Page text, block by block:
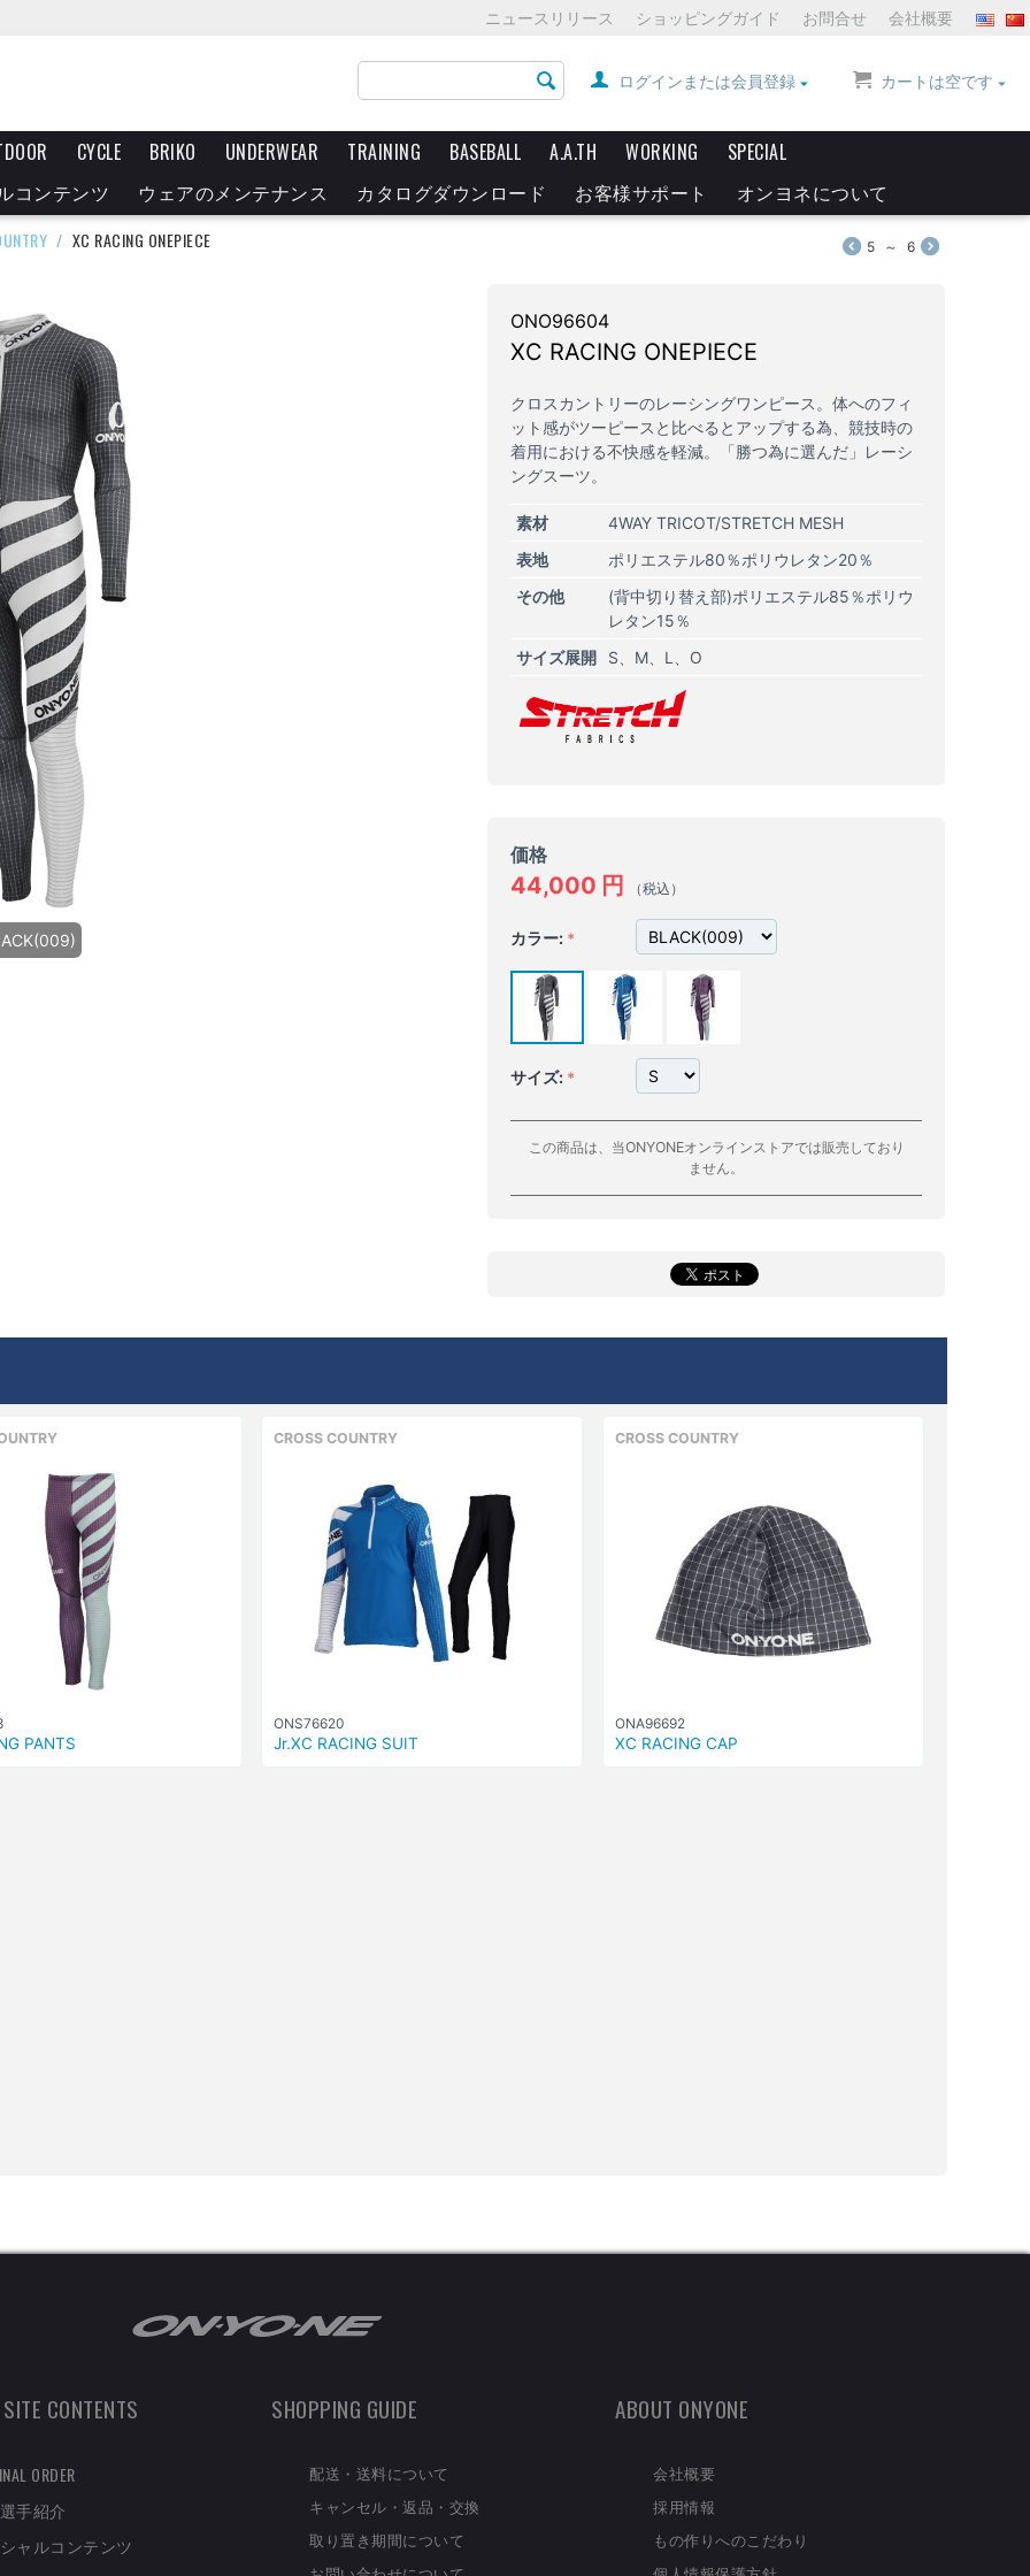
ニュースリリース ショッピングガイド お問合せ 会社概要
カートは空です
ログインまたは会員登録
CYCLE BRIKO UNDERWEAR TRAINING BASEBALL A.A.TH WORKING
SPECIAL
コンテンツ
ウェアのメンテナンス カタログダウンロード お客様サポート オンヨネについて
/ XC RACING ONEPIECE 5 ～ 6
ONO96604
XC RACING ONEPIECE
クロスカントリーのレーシングワンピース。体へのフィ
ット感がツーピースと比べるとアップする為、競技時の
着用における不快感を軽減。「勝つ為に選んだ」レーシ
ングスーツ。
素材
4WAY TRICOT/STRETCH MESH
表地
ポリエステル80％ポリウレタン20％
その他
(背中切り替え部)ポリエステル85％ポリウ
レタン15％
サイズ展開
S M L O
価格
44,000 円 （税込）
カラー:
サイズ:
この商品は、当ONYONEオンラインストアでは販売しており
ません。
PANTS
CROSS COUNTRY
ONS76620
Jr.XC RACING SUIT
CROSS COUNTRY
ONA96692
XC RACING CAP
CONTENTS
ORDER
手紹介
ャルコンテンツ
SHOPPING GUIDE
配送・送料について
キャンセル・返品・交換
取り置き期間について
ABOUT ONYONE
会社概要
採用情報
もの作りへのこだわり